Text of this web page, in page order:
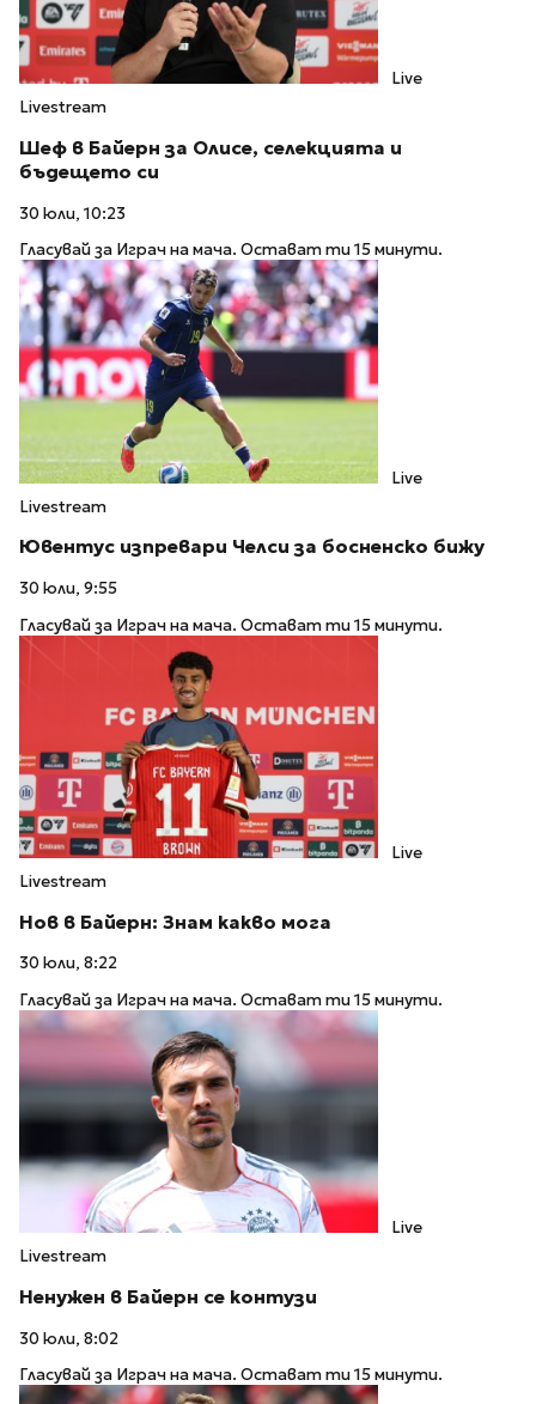
Live
Livestream
Шеф в Байерн за Олисе, селекцията и
бъдещето си
30 юли, 10:23
Гласувай за Играч на мача. Остават ти 15 минути.
Live
Livestream
Ювентус изпревари Челси за босненско бижу
30 юли, 9:55
Гласувай за Играч на мача. Остават ти 15 минути.
Live
Livestream
Нов в Байерн: Знам какво мога
30 юли, 8:22
Гласувай за Играч на мача. Остават ти 15 минути.
Live
Livestream
Ненужен в Байерн се контузи
30 юли, 8:02
Гласувай за Играч на мача. Остават ти 15 минути.